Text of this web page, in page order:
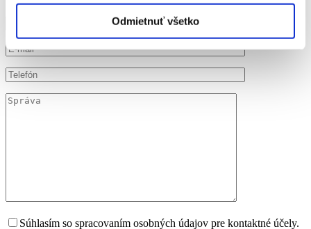
Odmietnuť všetko
Súhlasím so spracovaním osobných údajov pre kontaktné účely.